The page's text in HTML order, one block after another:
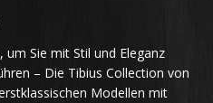
Sie mit Stil und Eleganz
– Die Tibius Collection von
Modellen mit